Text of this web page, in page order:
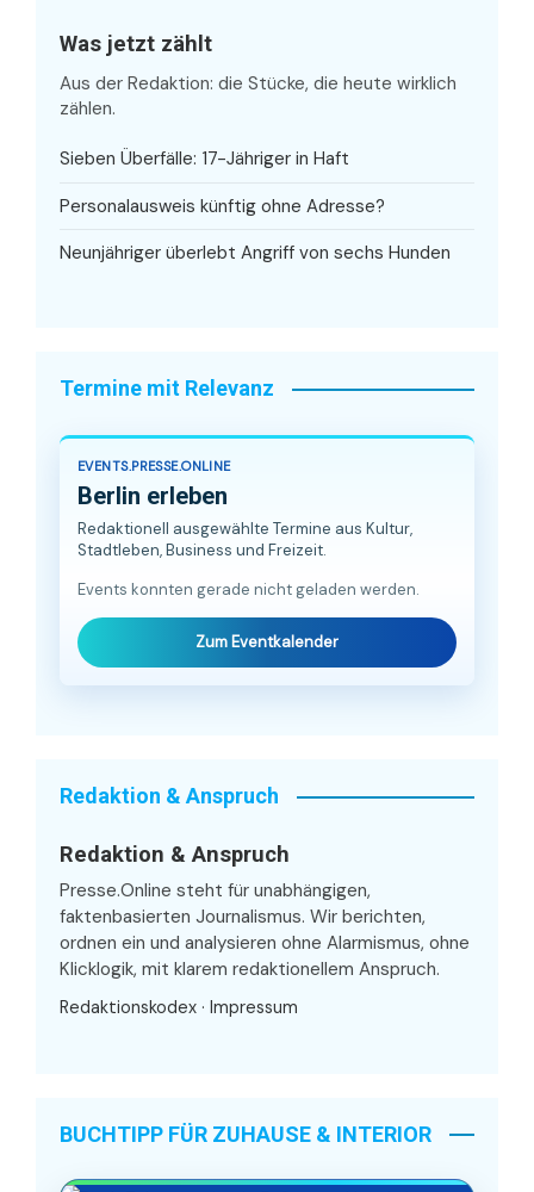
Was jetzt zählt
Aus der Redaktion: die Stücke, die heute wirklich
zählen.
Sieben Überfälle: 17-Jähriger in Haft
Personalausweis künftig ohne Adresse?
Neunjähriger überlebt Angriff von sechs Hunden
Termine mit Relevanz
EVENTS.PRESSE.ONLINE
Berlin erleben
Redaktionell ausgewählte Termine aus Kultur,
Stadtleben, Business und Freizeit.
Events konnten gerade nicht geladen werden.
Zum Eventkalender
Redaktion & Anspruch
Redaktion & Anspruch
Presse.Online steht für unabhängigen,
faktenbasierten Journalismus. Wir berichten,
ordnen ein und analysieren ohne Alarmismus, ohne
Klicklogik, mit klarem redaktionellem Anspruch.
Redaktionskodex · Impressum
BUCHTIPP FÜR ZUHAUSE & INTERIOR